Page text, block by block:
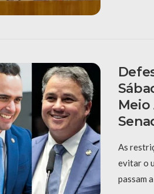
Meio
As
evitar o
passam